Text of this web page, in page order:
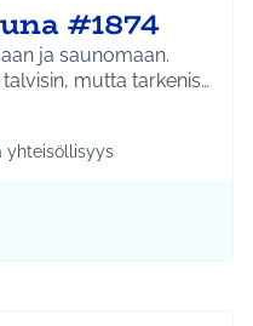
#1874
ja saunomaan.
mutta tarkenis…
Koko Tuusulamukaan: Hyvinvointi ja
yhteisöllisyys